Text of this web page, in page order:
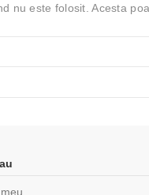
este folosit. Acesta